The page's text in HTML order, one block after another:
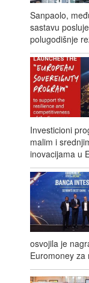
Sanpaolo,
sastavu
polugodišnje
Investicioni
malim i
osvojila je
Euromoney za